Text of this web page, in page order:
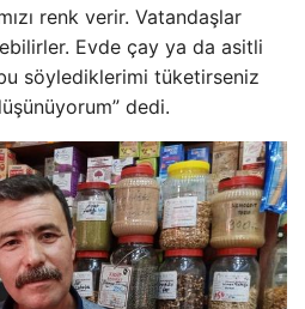
renk verir. Vatandaşlar
Evde çay ya da asitli
söylediklerimi tüketirseniz
dedi.